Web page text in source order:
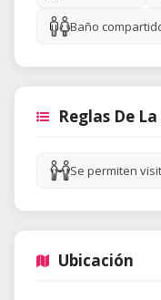
Baño
Reglas De La
Se permiten
Ubicación